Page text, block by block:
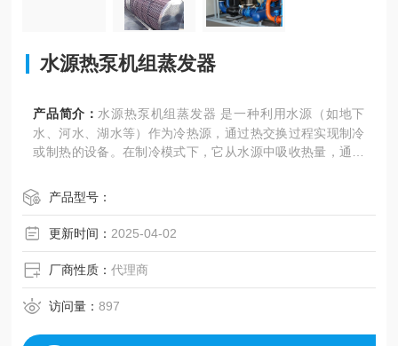
水源热泵机组蒸发器
产品简介： 水源热泵机组蒸发器 是一种利用水源（如地下
水、河水、湖水等）作为冷热源，通过热交换过程实现制冷
或制热的设备。在制冷模式下，它从水源中吸收热量，通过
而实现制冷效果。
产品型号：
更新时间： 2025-04-02
厂商性质：代理商
访问量：897